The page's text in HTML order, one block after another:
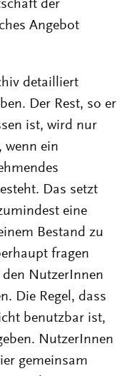
der
Angebot
detailliert
Der Rest, so er
ist, wird nur
wenn ein
Das setzt
eine
Bestand zu
fragen
NutzerInnen
Die Regel, dass
benutzbar ist,
NutzerInnen
gemeinsam